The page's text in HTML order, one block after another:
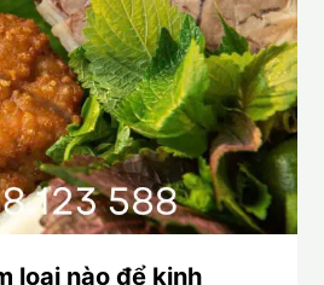
loại nào để kinh